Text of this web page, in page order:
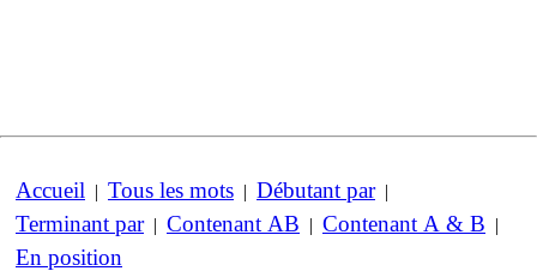
Accueil | Tous les mots | Débutant par|
Terminant par| Contenant AB | Contenant A & B |
En position